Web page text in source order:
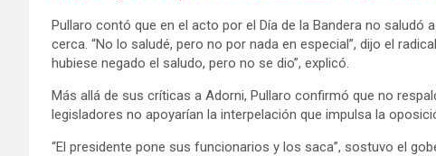
Pullaro contó que en el acto por el Día de la Bandera no saludó
cerca. “No lo saludé, pero no por nada en especial”, dijo el
hubiese negado el saludo, pero no se dio”, explicó.
Más allá de sus críticas a Adorni, Pullaro confirmó que no
legisladores no apoyarían la interpelación que impulsa la
“El presidente pone sus funcionarios y los saca”, sostuvo el